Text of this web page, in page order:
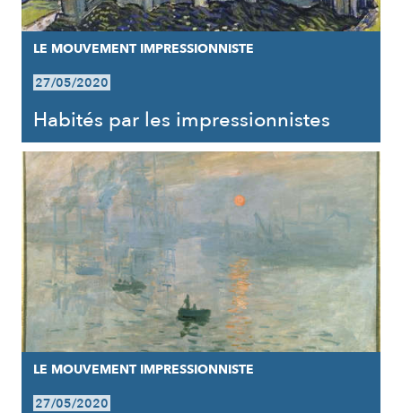
LE MOUVEMENT IMPRESSIONNISTE
27/05/2020
Habités par les impressionnistes
LE MOUVEMENT IMPRESSIONNISTE
27/05/2020